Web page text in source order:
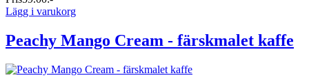
Lägg i varukorg
Peachy Mango Cream - färskmalet kaffe